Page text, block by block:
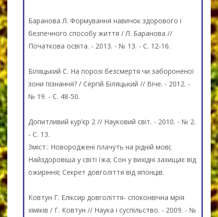
Баранова Л. Формування навичок здорового і
безпечного способу життя / Л. Баранова //
Початкова освіта. - 2013. - № 13. - C. 12-16.
Біляцький С. На порозі безсмертя чи забороненої
зони пізнання? / Сергій Біляцький // Віче. - 2012. -
№ 19. - C. 48-50.
Допитливий кур’єр 2 // Науковий світ. - 2010. - № 2.
- C. 13.
Зміст.: Новороджені плачуть на рідній мові;
Найздоровіша у світі їжа; Сон у вихідні захищає від
ожиріння; Секрет довголіття від японців.
Ковтун Г. Еліксир довголіття- споконвічна мрія
хіміків / Г. Ковтун // Наука і суспільство. - 2009. - №